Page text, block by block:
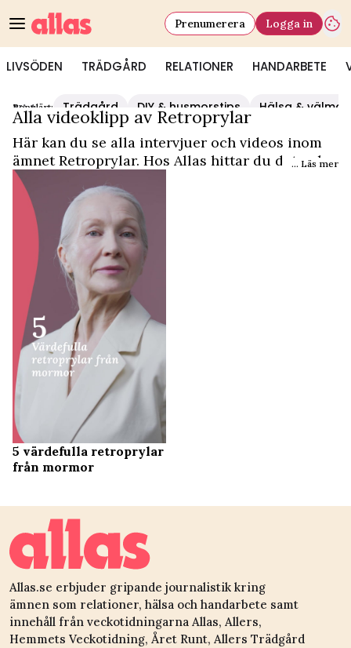
LIVSÖDEN TRÄDGÅRD RELATIONER HANDARBETE
Prenumerera Logga in
Populärt: Trädgård DIY & husmorstips Hälsa &
Video Start/Retroprylar
Alla videoklipp av Retroprylar
Här kan du se alla intervjuer och videos inom
ämnet Retroprylar. Hos Allas hittar du det och
mycket mer.
... Läs mer
5 värdefulla retroprylar
från mormor
Allas.se erbjuder gripande journalistik kring
ämnen som relationer, hälsa och handarbete samt
innehåll från veckotidningarna Allas, Allers,
Hemmets Veckotidning, Året Runt, Allers Trädgård